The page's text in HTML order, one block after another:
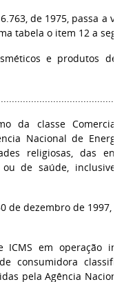
de 1975, passa a
tabela o item 12 a
e produtos de
da classe
Nacional de
religiosas, das
de saúde, inclusive
de dezembro de 1997,
ICMS em operação
consumidora
pela Agência